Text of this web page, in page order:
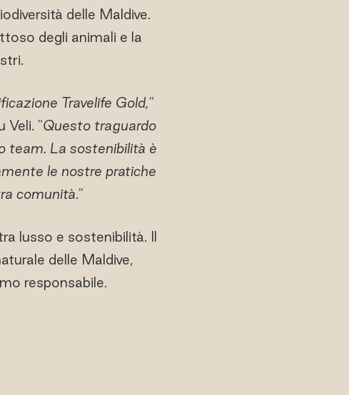
delle Maldive.
degli animali e la
Travelife Gold,"
Veli. "Questo traguardo
team. La sostenibilità è
le nostre pratiche
comunità."
lusso e sostenibilità. Il
delle Maldive,
responsabile.